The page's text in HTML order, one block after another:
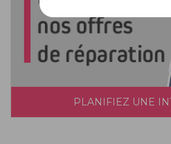
PLANIFIEZ UNE